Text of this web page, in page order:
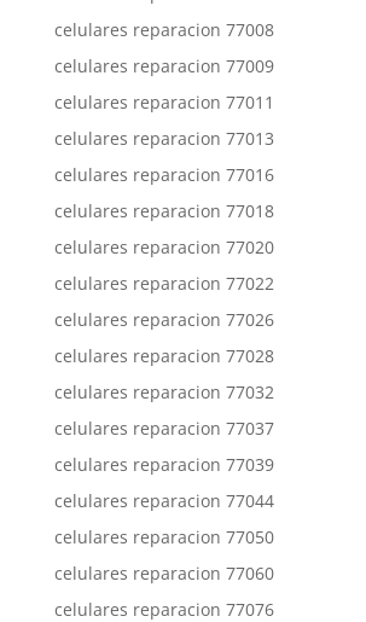
celulares reparacion 77008
celulares reparacion 77009
celulares reparacion 77011
celulares reparacion 77013
celulares reparacion 77016
celulares reparacion 77018
celulares reparacion 77020
celulares reparacion 77022
celulares reparacion 77026
celulares reparacion 77028
celulares reparacion 77032
celulares reparacion 77037
celulares reparacion 77039
celulares reparacion 77044
celulares reparacion 77050
celulares reparacion 77060
celulares reparacion 77076